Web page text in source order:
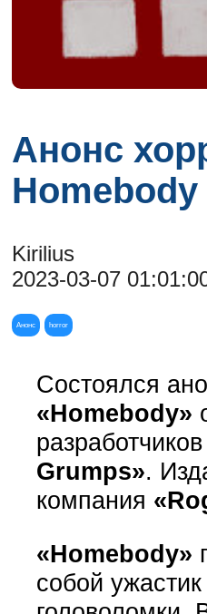
Анонс
Homebody
Kirilius
2023-03-07
Анонс horror
Состоялся
«Homebody»
разработчиков
Grumps».
компания
«Homebody»
собой